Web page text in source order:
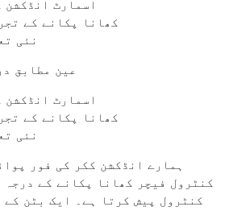
2. عین مطابق
ہمارے انڈکشن ککر کی فور
کنٹرول فیچر کھانا پکانے کے
کنٹرول پیش کرتا ہے۔ ایک بٹن